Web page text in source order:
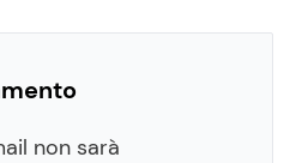
non sarà